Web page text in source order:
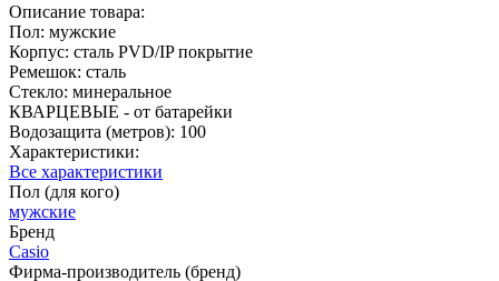
Описание товара:
Пол: мужские
Корпус: сталь PVD/IP покрытие
Ремешок: сталь
Стекло: минеральное
КВАРЦЕВЫЕ - от батарейки
Водозащита (метров): 100
Характеристики:
Все характеристики
Пол (для кого)
мужские
Бренд
Casio
Фирма-производитель (бренд)